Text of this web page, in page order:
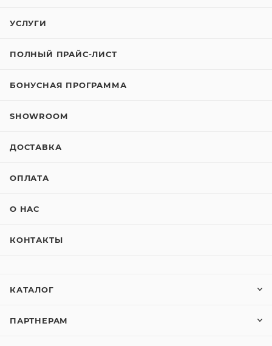
УСЛУГИ
ПОЛНЫЙ ПРАЙС-ЛИСТ
БОНУСНАЯ ПРОГРАММА
SHOWROOM
ДОСТАВКА
ОПЛАТА
О НАС
КОНТАКТЫ
КАТАЛОГ
ПАРТНЕРАМ